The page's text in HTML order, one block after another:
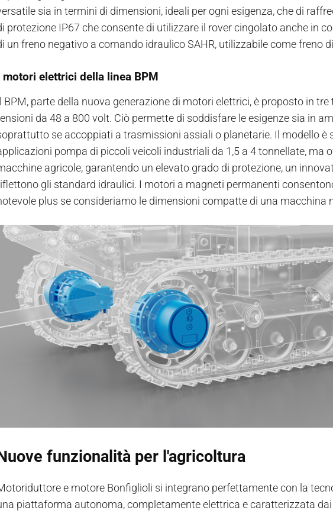
sia in termini di dimensioni, ideali per ogni esigenza, che di
protezione IP67 che consente di utilizzare il rover cingolato anche in
un freno negativo a comando idraulico SAHR, utilizzabile come freno
motori elettrici della linea BPM
BPM, parte della nuova generazione di motori elettrici, è proposto in
da 48 a 800 volt. Ciò permette di soddisfare le esigenze sia in
se accoppiati a trasmissioni assiali o planetarie. Il modello è
pompa di piccoli veicoli industriali da 1,5 a 4 tonnellate, ma
agricole, garantendo un elevato grado di protezione, un
gli standard idraulici. I motori a magneti permanenti
plus se consideriamo le dimensioni compatte di una macchina
funzionalità per l'agricoltura
e motore Bonfiglioli si integrano perfettamente con la
piattaforma autonoma, completamente elettrica e caratterizzata